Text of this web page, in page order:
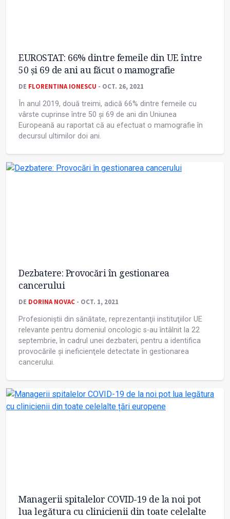
EUROSTAT: 66% dintre femeile din UE între
50 și 69 de ani au făcut o mamografie
DE FLORENTINA IONESCU - OCT. 26, 2021
În anul 2019, două treimi, adică 66% dintre femeile cu
vârste cuprinse între 50 și 69 de ani din Uniunea
Europeană au raportat că au efectuat o mamografie în
decursul ultimilor doi ani.
Dezbatere: Provocări în gestionarea
cancerului
DE DORINA NOVAC - OCT. 1, 2021
Profesioniștii din sănătate, reprezentanţii instituţiilor UE
relevante pentru domeniul oncologic s-au întâlnit la 22
septembrie, în cadrul unei dezbateri, pentru a identifica
provocările și ineficienţele detectate în gestionarea
cancerului.
Managerii spitalelor COVID-19 de la noi pot
lua legătura cu clinicienii din toate celelalte